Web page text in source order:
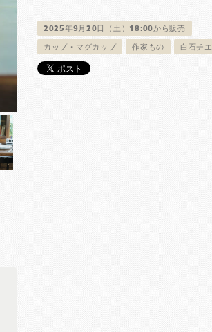
2025年9月20日（土）18:00から販売
カップ・マグカップ 作家もの 白石チエ